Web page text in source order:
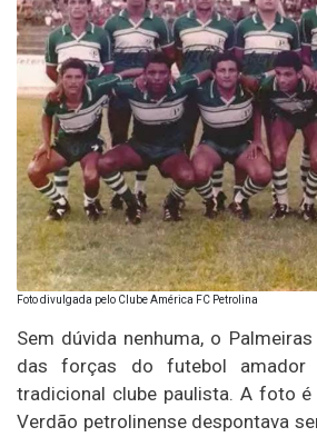
Foto divulgada pelo Clube América FC Petrolina
Sem dúvida nenhuma, o
das forças do futebol amador
tradicional clube paulista. A foto
Verdão petrolinense despontava